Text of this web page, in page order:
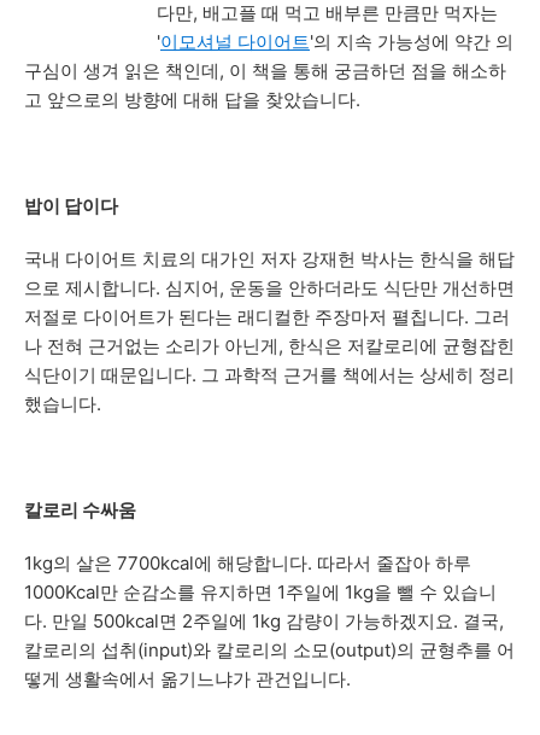
다만, 배고플 때 먹고 배부른 만큼만 먹자는
'이모셔널 다이어트'의 지속 가능성에 약간 의
구심이 생겨 읽은 책인데, 이 책을 통해 궁금하던 점을 해소하
고 앞으로의 방향에 대해 답을 찾았습니다.
밥이 답이다
국내 다이어트 치료의 대가인 저자 강재헌 박사는 한식을 해답
으로 제시합니다. 심지어, 운동을 안하더라도 식단만 개선하면
저절로 다이어트가 된다는 래디컬한 주장마저 펼칩니다. 그러
나 전혀 근거없는 소리가 아닌게, 한식은 저칼로리에 균형잡힌
식단이기 때문입니다. 그 과학적 근거를 책에서는 상세히 정리
했습니다.
칼로리 수싸움
1kg의 살은 7700kcal에 해당합니다. 따라서 줄잡아 하루
1000Kcal만 순감소를 유지하면 1주일에 1kg을 뺄 수 있습니
다. 만일 500kcal면 2주일에 1kg 감량이 가능하겠지요. 결국,
칼로리의 섭취(input)와 칼로리의 소모(output)의 균형추를 어
떻게 생활속에서 옮기느냐가 관건입니다.